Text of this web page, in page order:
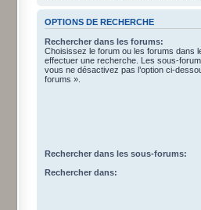
OPTIONS DE RECHERCHE
Rechercher dans les forums:
Choisissez le forum ou les forums dans
effectuer une recherche. Les sous-
vous ne désactivez pas l’option ci-
forums ».
Rechercher dans les sous-forums:
Rechercher dans: